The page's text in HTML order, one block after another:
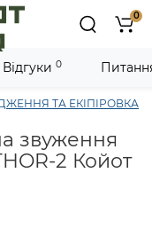
0
ТА ЕКІПІРОВКА
звуження
2 Койот
Відгуки 0